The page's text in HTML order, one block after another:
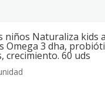
niños Naturaliza kids
Omega 3 dha,
crecimiento. 60 uds